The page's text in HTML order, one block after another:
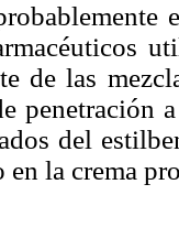
de las
penetración
del
la crema